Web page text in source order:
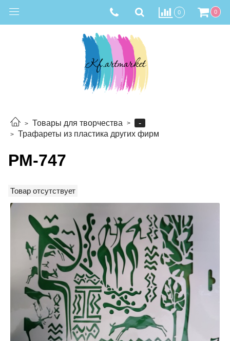
0 0
Товары для творчества
-
Трафареты из пластика других фирм
РМ-747
Товар отсутствует